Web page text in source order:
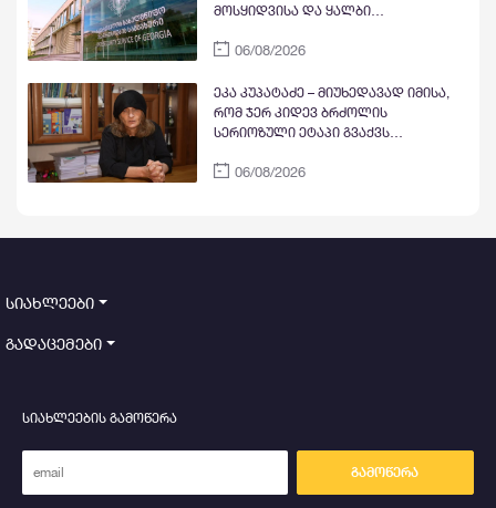
მოსყიდვისა და ყალბი
დამზადების ფაქტზე საქართველოს
06/08/2026
ეკა კუპატაძე – მიუხედავად იმისა,
რომ ჯერ კიდევ ბრძოლის
სერიოზული ეტაპი გვაქვს
ვთქვათ, რომ სამართალი აღდგა
06/08/2026
სიახლეები
გადაცემები
სიახლეების გამოწერა
გამოწერა